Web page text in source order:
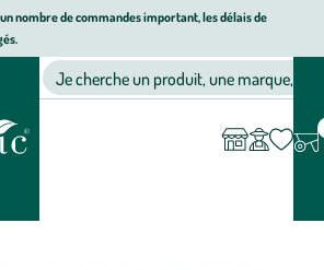
nombre de commandes important, les délais de
animalerie, décoration, alimentation bio
Je cherche un produit, une marque, un
compte